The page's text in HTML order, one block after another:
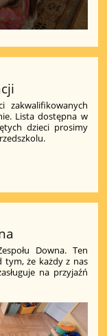
zakwalifikowanych
Lista dostępna w
dzieci prosimy
Downa. Ten
tym, że każdy z nas
na przyjaźń